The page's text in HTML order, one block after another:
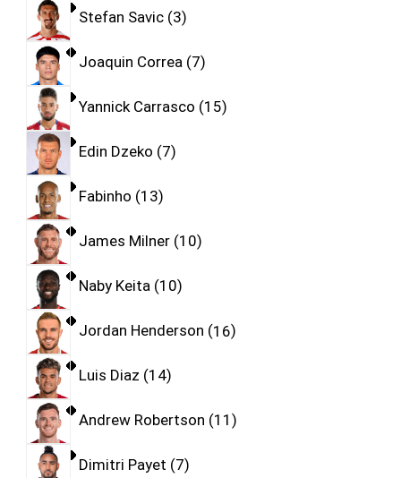
Stefan Savic 3
Joaquin Correa 7
Yannick Carrasco 15
Edin Dzeko 7
Fabinho 13
James Milner 10
Naby Keita 10
Jordan Henderson 16
Luis Diaz 14
Andrew Robertson 11
Dimitri Payet 7